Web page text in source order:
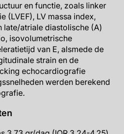
en functie, zoals linker
(LVEF), LV massa index,
late/atriale diastolische (A)
isovolumetrische
van E, alsmede de
strain en de
echocardiografie
werden berekend